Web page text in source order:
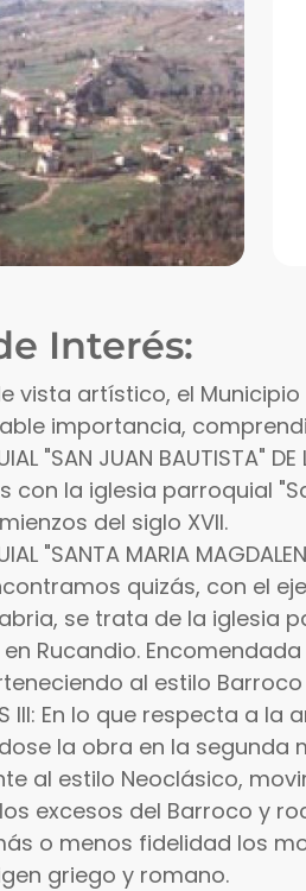
Interés:
vista artístico, el
importancia,
"SAN JUAN BAUTISTA"
con la iglesia parroquial
del siglo XVII.
"SANTA MARIA
quizás, con el
se trata de la iglesia
Rucandio.
al estilo
III: En lo que respecta a
la obra en la segunda
al estilo Neoclásico,
excesos del Barroco y
o menos fidelidad los
griego y romano.